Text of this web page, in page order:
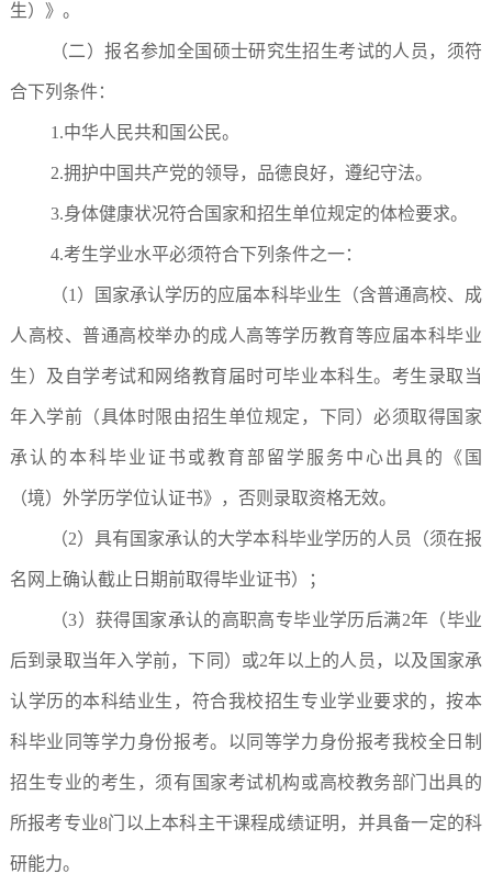
生）》。
（二）报名参加全国硕士研究生招生考试的人员，须符
合下列条件：
1.中华人民共和国公民。
2.拥护中国共产党的领导，品德良好，遵纪守法。
3.身体健康状况符合国家和招生单位规定的体检要求。
4.考生学业水平必须符合下列条件之一：
（1）国家承认学历的应届本科毕业生（含普通高校、成
人高校、普通高校举办的成人高等学历教育等应届本科毕业
生）及自学考试和网络教育届时可毕业本科生。考生录取当
年入学前（具体时限由招生单位规定，下同）必须取得国家
承认的本科毕业证书或教育部留学服务中心出具的《国
（境）外学历学位认证书》，否则录取资格无效。
（2）具有国家承认的大学本科毕业学历的人员（须在报
名网上确认截止日期前取得毕业证书）；
（3）获得国家承认的高职高专毕业学历后满2年（毕业
后到录取当年入学前，下同）或2年以上的人员，以及国家承
认学历的本科结业生，符合我校招生专业学业要求的，按本
科毕业同等学力身份报考。以同等学力身份报考我校全日制
招生专业的考生，须有国家考试机构或高校教务部门出具的
所报考专业8门以上本科主干课程成绩证明，并具备一定的科
研能力。